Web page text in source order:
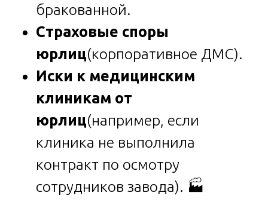
бракованной.
Страховые споры
юрлиц(корпоративное ДМС).
Иски к медицинским
клиникам от
юрлиц(например, если
клиника не выполнила
контракт по осмотру
сотрудников завода). 🏭